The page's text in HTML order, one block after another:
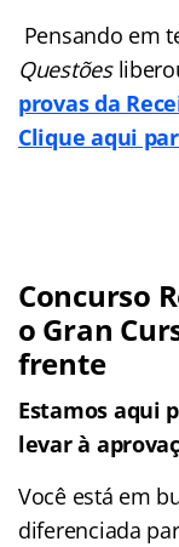
Pensando em
Questões
provas da
Clique aqui
Concurso
o Gran
frente
Estamos aqui
levar à
Você está em
diferenciada